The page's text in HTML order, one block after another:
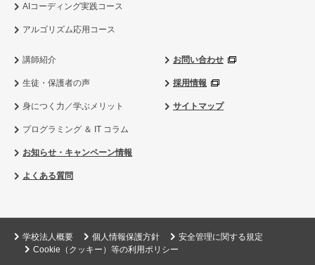
AIコーディング実践コース
アルゴリズム応用コース
講師紹介
生徒・保護者の声
身につく力／学ぶメリット
プログラミング ＆ IT コラム
お知らせ・キャンペーン情報
よくある質問
お問い合わせ
採用情報
サイトマップ
学校法人概要 個人情報保護方針
安全管理に関する規定
Cookie（クッキー）等の利用ポリシー